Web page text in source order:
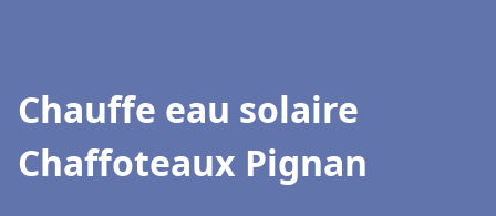
Chauffe eau solaire
Chaffoteaux Pignan